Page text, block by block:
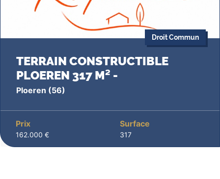
Droit Commun
TERRAIN CONSTRUCTIBLE
PLOEREN 317 M² -
Ploeren (56)
Prix
162.000 €
Surface
317